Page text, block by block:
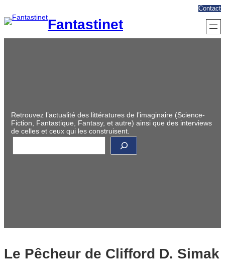
au
contenu
Fantastinet
Contact
Retrouvez l’actualité des littératures de l’imaginaire (Science-
Fiction, Fantastique, Fantasy, et autre) ainsi que des interviews
de celles et ceux qui les construisent.
R
c
Le Pêcheur de Clifford D. Simak